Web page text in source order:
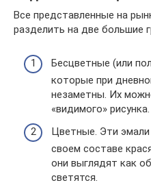
Все представленные на
разделить на две большие
Бесцветные (или
которые при
незаметны. Их
«видимого» рисунка.
Цветные. Эти
своем составе
они выглядят как
светятся.